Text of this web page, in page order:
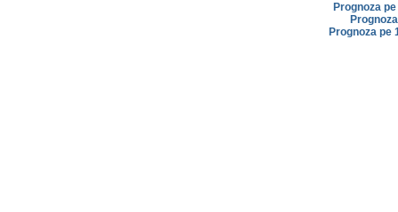
Prognoza
Prognoza pe